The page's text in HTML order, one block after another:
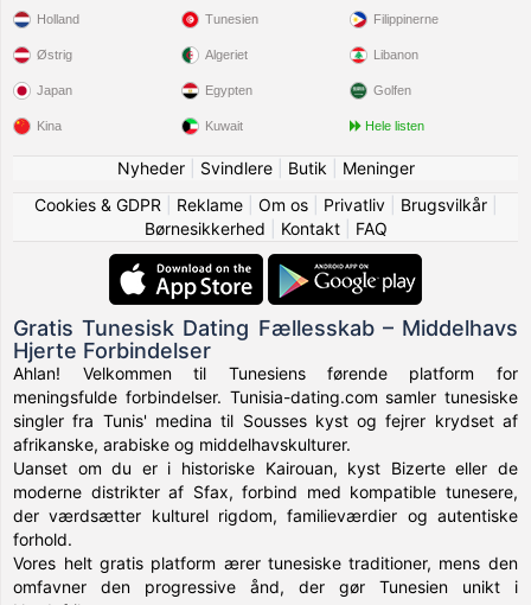
Holland
Østrig
Japan
Kina
Tunesien
Algeriet
Egypten
Kuwait
Filippinerne
Libanon
Golfen
Hele listen
Nyheder| Svindlere| Butik
Meninger
Cookies & GDPR
Reklame| Om os| Privatliv| Brugsvilkår|
Børnesikkerhed
Kontakt| FAQ
Gratis Tunesisk Dating Fællesskab – Middelhavs
Hjerte Forbindelser
Ahlan! Velkommen til Tunesiens førende platform for
meningsfulde forbindelser. Tunisia-dating.com samler tunesiske
singler fra Tunis' medina til Sousses kyst og fejrer krydset af
afrikanske, arabiske og middelhavskulturer.
Uanset om du er i historiske Kairouan, kyst Bizerte eller de
moderne distrikter af Sfax, forbind med kompatible tunesere,
der værdsætter kulturel rigdom, familieværdier og autentiske
forhold.
Vores helt gratis platform ærer tunesiske traditioner, mens den
omfavner den progressive ånd, der gør Tunesien unikt i